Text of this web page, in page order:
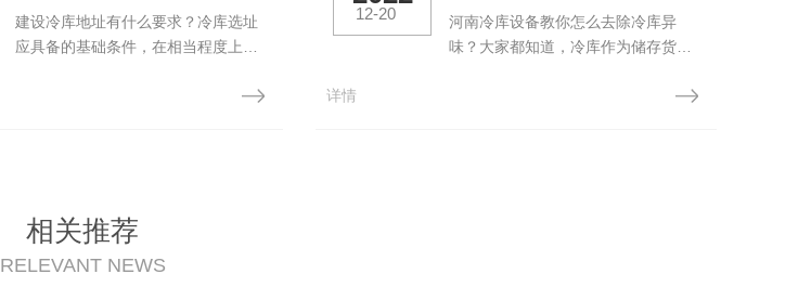
建设冷库地址有什么要求？冷库选址
应具备的基础条件，在相当程度上，
所在地块区位，自然环境，居住环
建设具有重要意义。所以建冷库时，
明确冷库选址应具备的几个基础条
件。...
12-20
河南冷库设备教你怎么去除冷库异
味？大家都知道，冷库作为储存货物
题。那么怎么才能去除冷库的异味
详情
相关推荐
RELEVANT NEWS